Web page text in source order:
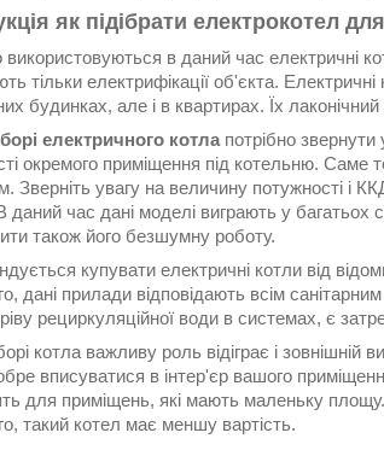
як підібрати електрокотел
в даний час електричні
тільки електрифікації об'єкта.
будинках, але і в квартирах. Їх
електричного котла потрібно
окремого приміщення під котельню. Саме
Зверніть увагу на величину потужності і
даний час дані моделі виграють у багатьох
також його безшумну роботу.
купувати електричні котли від
дані прилади відповідають всім
рециркуляційної води в системах, є
котла важливу роль відіграє і зовнішній
вписуватися в інтер'єр вашого
для приміщень, які мають маленьку
такий котел має меншу вартість.